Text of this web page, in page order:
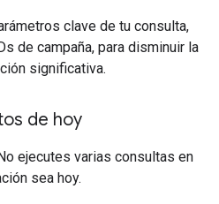
clave de tu consulta,
de campaña, para disminuir la
significativa.
de hoy
ejecutes varias consultas en
sea hoy.